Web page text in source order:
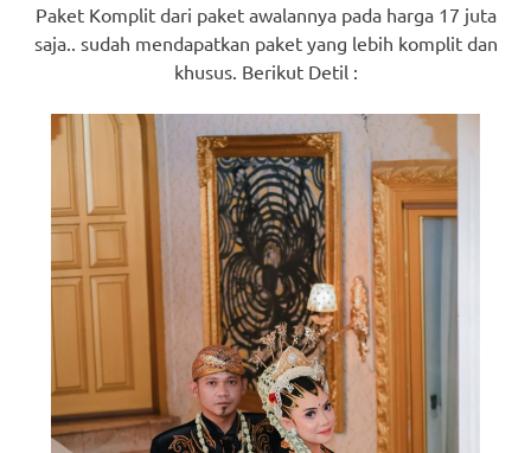
Paket Komplit dari paket awalannya pada harga 17 juta
saja.. sudah mendapatkan paket yang lebih komplit dan
khusus. Berikut Detil :